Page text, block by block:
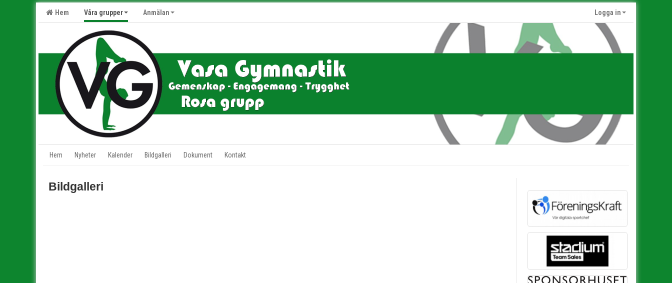
Hem Våra grupper Anmälan Logga in
Hem Nyheter Kalender Bildgalleri Dokument Kontakt
Bildgalleri